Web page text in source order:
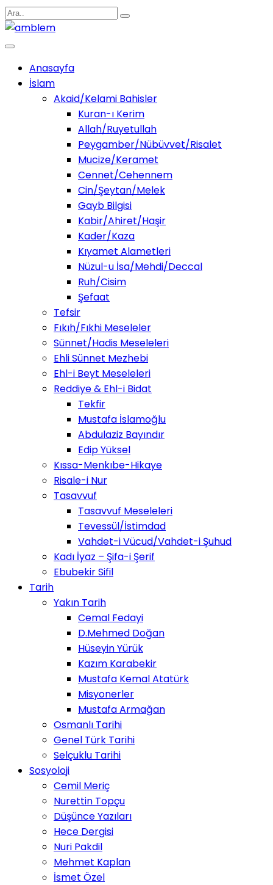
Anasayfa
İslam
Akaid/Kelami Bahisler
Kuran-ı Kerim
Allah/Ruyetullah
Peygamber/Nübüvvet/Risalet
Mucize/Keramet
Cennet/Cehennem
Cin/Şeytan/Melek
Gayb Bilgisi
Kabir/Ahiret/Haşir
Kader/Kaza
Kıyamet Alametleri
Nüzul-u İsa/Mehdi/Deccal
Ruh/Cisim
Şefaat
Tefsir
Fıkıh/Fıkhi Meseleler
Sünnet/Hadis Meseleleri
Ehli Sünnet Mezhebi
Ehl-i Beyt Meseleleri
Reddiye & Ehl-i Bidat
Tekfir
Mustafa İslamoğlu
Abdulaziz Bayındır
Edip Yüksel
Kıssa-Menkıbe-Hikaye
Risale-i Nur
Tasavvuf
Tasavvuf Meseleleri
Tevessül/İstimdad
Vahdet-i Vücud/Vahdet-i Şuhud
Kadı İyaz – Şifa-i Şerif
Ebubekir Sifil
Tarih
Yakın Tarih
Cemal Fedayi
D.Mehmed Doğan
Hüseyin Yürük
Kazım Karabekir
Mustafa Kemal Atatürk
Misyonerler
Mustafa Armağan
Osmanlı Tarihi
Genel Türk Tarihi
Selçuklu Tarihi
Sosyoloji
Cemil Meriç
Nurettin Topçu
Düşünce Yazıları
Hece Dergisi
Nuri Pakdil
Mehmet Kaplan
İsmet Özel